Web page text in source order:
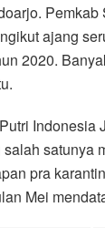
ajang
2020.
Indonesia
satunya
pra
Mei